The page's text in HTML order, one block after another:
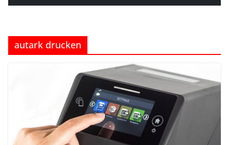
autark drucken